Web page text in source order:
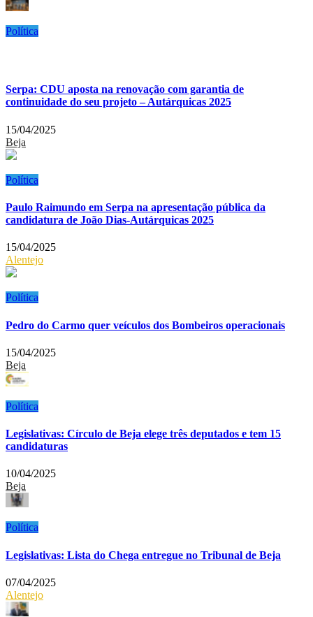
Política
Serpa: CDU aposta na renovação com garantia de
continuidade do seu projeto – Autárquicas 2025
15/04/2025
Beja
Política
Paulo Raimundo em Serpa na apresentação pública da
candidatura de João Dias-Autárquicas 2025
15/04/2025
Alentejo
Política
Pedro do Carmo quer veículos dos Bombeiros operacionais
15/04/2025
Beja
Política
Legislativas: Círculo de Beja elege três deputados e tem 15
candidaturas
10/04/2025
Beja
Política
Legislativas: Lista do Chega entregue no Tribunal de Beja
07/04/2025
Alentejo